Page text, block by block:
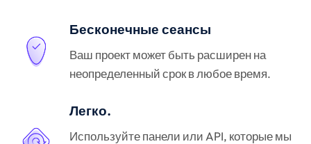
Бесконечные сеансы
Ваш проект может быть расширен на
неопределенный срок в любое время.
Легко.
Используйте панели или API, которые мы